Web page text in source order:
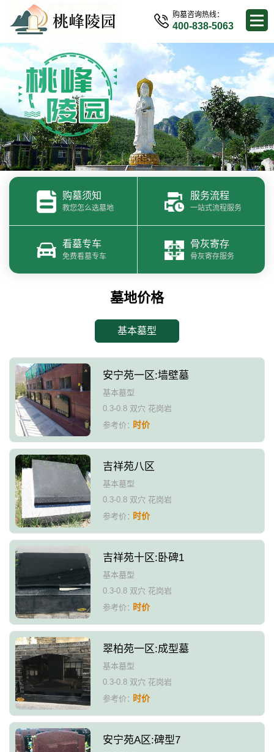
购墓咨询热线：
400-838-5063
购墓须知
教您怎么选墓地
服务流程
一站式流程服务
看墓专车
免费看墓专车
骨灰寄存
骨灰寄存服务
墓地价格
基本墓型
安宁苑一区:墙壁墓
基本墓型
0.3-0.8 双穴 花岗岩
参考价：时价
吉祥苑八区
基本墓型
0.3-0.8 双穴 花岗岩
参考价：时价
吉祥苑十区:卧碑1
基本墓型
0.3-0.8 双穴 花岗岩
参考价：时价
翠柏苑一区:成型墓
基本墓型
0.3-0.8 双穴 花岗岩
参考价：时价
安宁苑A区:碑型7